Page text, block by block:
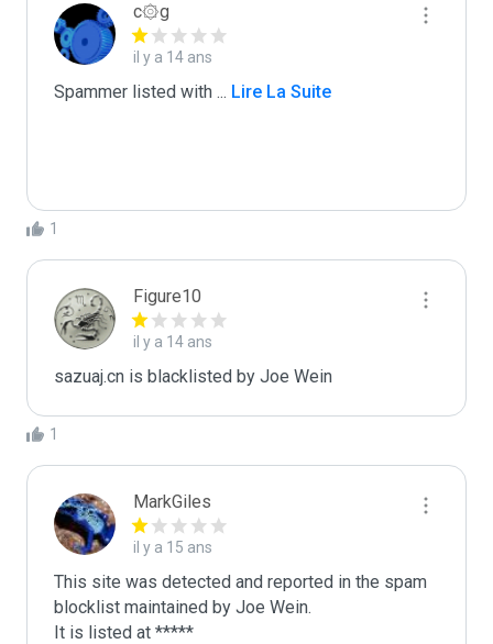
c۞g
il y a 14 ans
Spammer listed with ... Lire La Suite
1
Figure10
il y a 14 ans
sazuaj.cn is blacklisted by Joe Wein
1
MarkGiles
il y a 15 ans
This site was detected and reported in the spam
blocklist maintained by Joe Wein.
It is listed at *****